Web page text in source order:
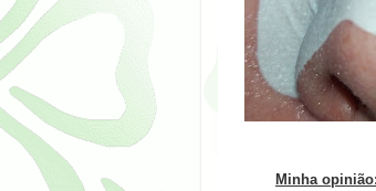
Minha opinião: